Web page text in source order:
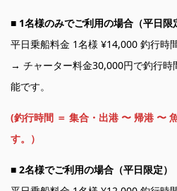
■ 1名様のみでご利用の場合（平日限
平日乗船料金 1名様 ¥14,000 釣行時
→ チャーター料金30,000円で釣行時
能です。
(釣行時間 ＝ 集合・出港 〜 帰港 〜
す。）
■ 2名様でご利用の場合（平日限定）